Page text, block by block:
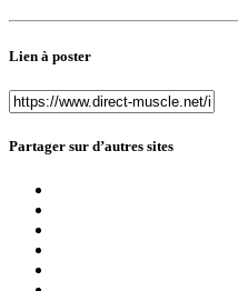
Lien à poster
Partager sur d’autres sites